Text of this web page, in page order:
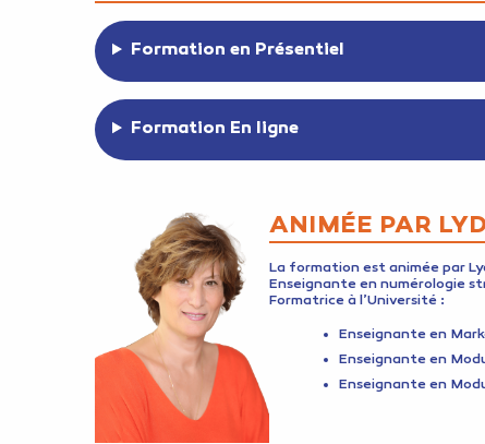
Formation en Présentiel
Formation En ligne
ANIMÉE PAR
La formation est animée par
Enseignante en numérologie
Formatrice à l’Université :
Enseignante en
Enseignante en
Enseignante en